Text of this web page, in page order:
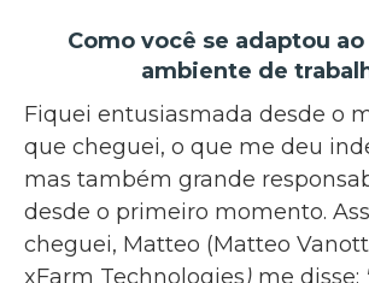
Como você se adaptou
ambiente de
Fiquei entusiasmada desde o
que cheguei, o que me deu
mas também grande
desde o primeiro momento.
cheguei, Matteo (Matteo
xFarm Technologies) me disse: